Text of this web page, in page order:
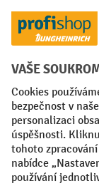
Platební
Faktura
Sociální sítě
Facebook
YouTube